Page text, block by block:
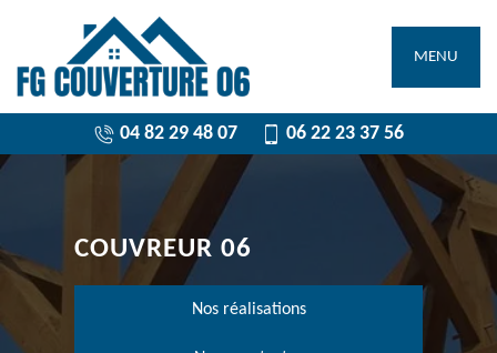
MENU
04 82 29 48 07 06 22 23 37 56
COUVREUR 06
Nos réalisations